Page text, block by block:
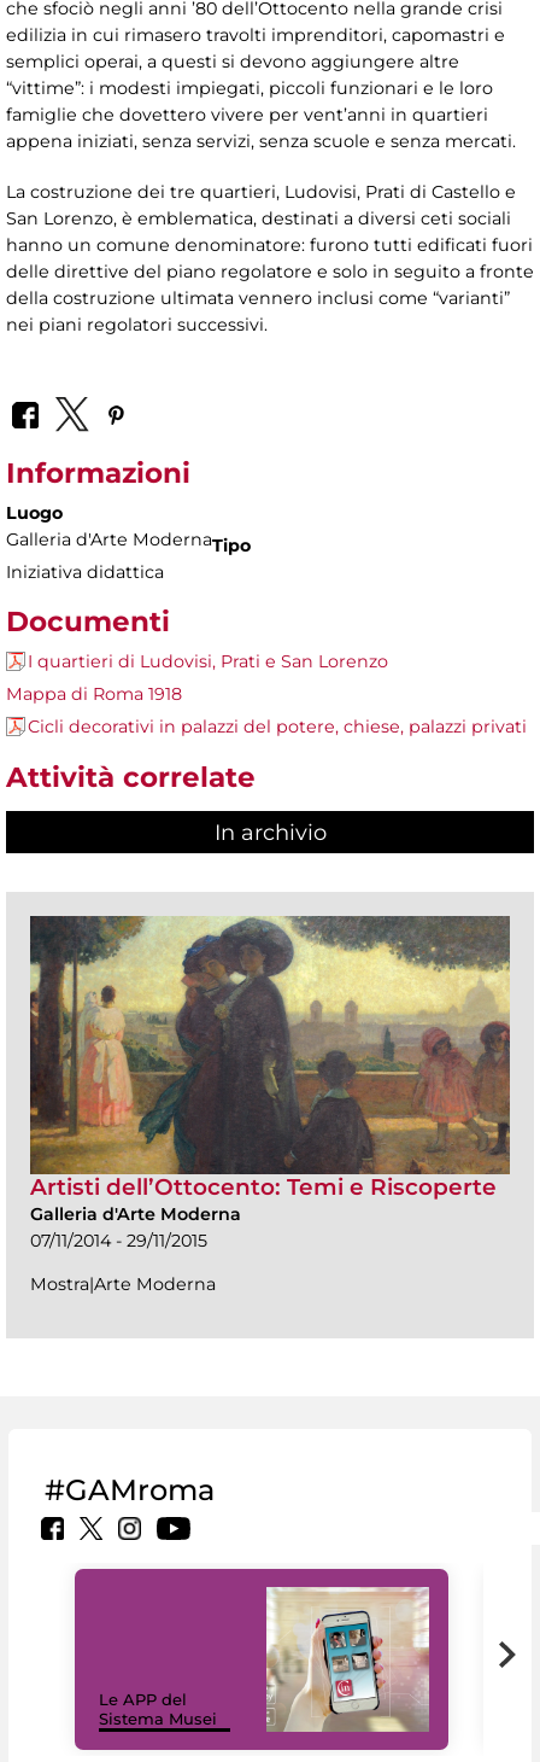
che sfociò negli anni ’80 dell’Ottocento nella grande crisi
edilizia in cui rimasero travolti imprenditori, capomastri e
semplici operai, a questi si devono aggiungere altre
“vittime”: i modesti impiegati, piccoli funzionari e le loro
famiglie che dovettero vivere per vent’anni in quartieri
appena iniziati, senza servizi, senza scuole e senza mercati.
La costruzione dei tre quartieri, Ludovisi, Prati di Castello e
San Lorenzo, è emblematica, destinati a diversi ceti sociali
hanno un comune denominatore: furono tutti edificati fuori
delle direttive del piano regolatore e solo in seguito a fronte
della costruzione ultimata vennero inclusi come “varianti”
nei piani regolatori successivi.
Informazioni
Luogo
Galleria d'Arte ModernaTipo
Iniziativa didattica
Documenti
I quartieri di Ludovisi, Prati e San Lorenzo
Mappa di Roma 1918
Cicli decorativi in palazzi del potere, chiese, palazzi privati
Attività correlate
In archivio
Artisti dell’Ottocento: Temi e Riscoperte
Galleria d'Arte Moderna
07/11/2014 - 29/11/2015
Mostra|Arte Moderna
#GAMroma
Le APP del
Sistema Musei